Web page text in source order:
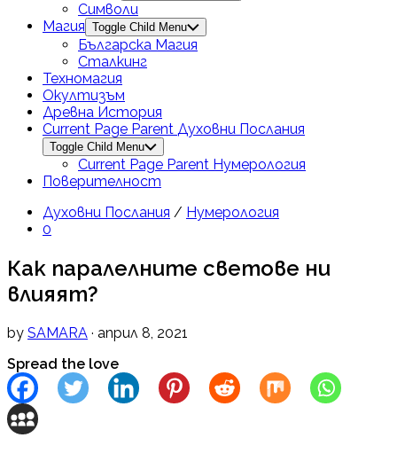
Символи
Магия Toggle Child Menu
Българска Магия
Сталкинг
Техномагия
Окултизъм
Древна История
Current Page Parent Духовни Послания
Toggle Child Menu
Current Page Parent Нумерология
Поверителност
Духовни Послания / Нумерология
0
Как паралелните светове ни
влияят?
by SAMARA · април 8, 2021
Spread the love